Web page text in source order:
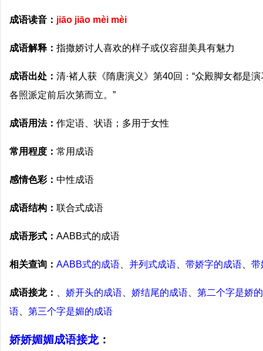
成语读音： jiāo jiāo mèi mèi
成语解释： 指撒娇讨人喜欢的样子或仪容甜美具有魅力
成语出处： 清·褚人获《隋唐演义》第40回：“众殿脚女都是
各照派定前后次第而立。”
成语用法： 作定语、状语；多用于女性
常用程度： 常用成语
感情色彩： 中性成语
成语结构： 联合式成语
成语形式： AABB式的成语
相关查询： AABB式的成语 并列式成语 带娇字的成语 带
成语接龙： 娇开头的成语 娇结尾的成语
第二个字是娇
语
第三个字是媚的成语
娇娇媚媚成语接龙：